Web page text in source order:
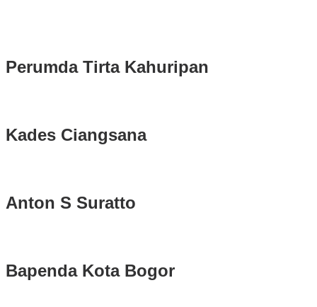
Perumda Tirta Kahuripan
Kades Ciangsana
Anton S Suratto
Bapenda Kota Bogor